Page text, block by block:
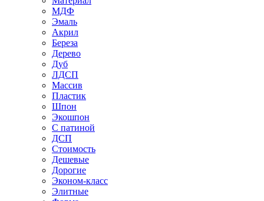
МДФ
Эмаль
Акрил
Береза
Дерево
Дуб
ЛДСП
Массив
Пластик
Шпон
Экошпон
С патиной
ДСП
Стоимость
Дешевые
Дорогие
Эконом-класс
Элитные